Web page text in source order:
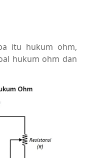
itu hukum ohm,
hukum ohm dan